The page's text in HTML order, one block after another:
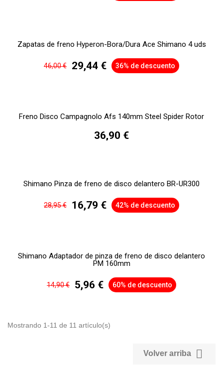
Zapatas de freno Hyperon-Bora/Dura Ace Shimano 4 uds
46,00 € 29,44 € 36% de descuento
Freno Disco Campagnolo Afs 140mm Steel Spider Rotor
36,90 €
Shimano Pinza de freno de disco delantero BR-UR300
28,95 € 16,79 € 42% de descuento
Shimano Adaptador de pinza de freno de disco delantero
PM 160mm
14,90 € 5,96 € 60% de descuento
Mostrando 1-11 de 11 artículo(s)
Volver arriba 